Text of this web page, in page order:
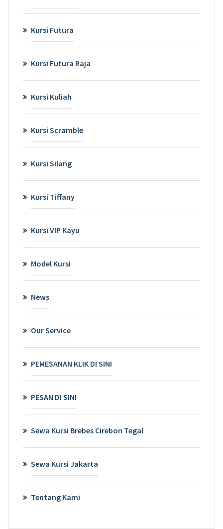
Kursi Futura
Kursi Futura Raja
Kursi Kuliah
Kursi Scramble
Kursi Silang
Kursi Tiffany
Kursi VIP Kayu
Model Kursi
News
Our Service
PEMESANAN KLIK DI SINI
PESAN DI SINI
Sewa Kursi Brebes Cirebon Tegal
Sewa Kursi Jakarta
Tentang Kami